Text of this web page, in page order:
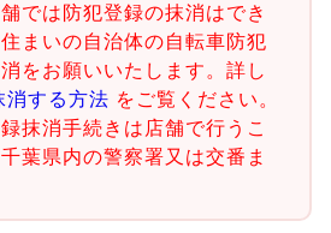
では防犯登録の抹消はでき
まいの自治体の自転車防犯
をお願いいたします。詳し
消する方法 をご覧ください。
抹消手続きは店舗で行うこ
葉県内の警察署又は交番ま